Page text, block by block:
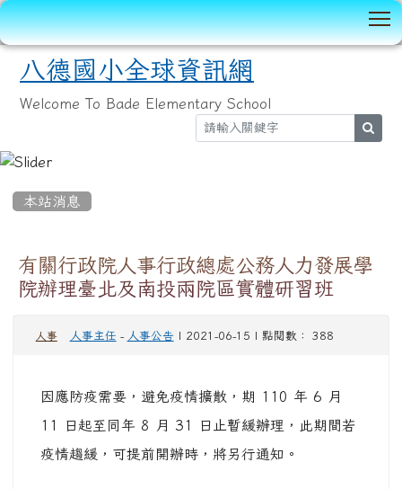
八德國小全球資訊網
Welcome To Bade Elementary School
本站消息
有關行政院人事行政總處公務人力發展學
院辦理臺北及南投兩院區實體研習班
人事 人事主任 - 人事公告 | 2021-06-15 | 點閱數： 388
因應防疫需要，避免疫情擴散，期 110 年 6 月
11 日起至同年 8 月 31 日止暫緩辦理，此期間若
疫情趨緩，可提前開辦時，將另行通知。